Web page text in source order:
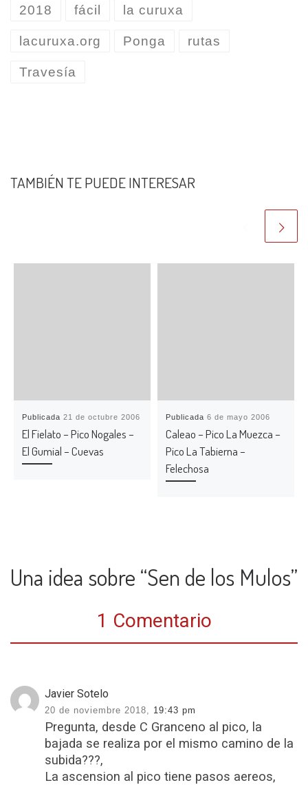
2018 fácil la curuxa
lacuruxa.org Ponga rutas
Travesía
TAMBIÉN TE PUEDE INTERESAR
Publicada21 de octubre 2006
El Fielato – Pico Nogales –
El Gumial – Cuevas
Publicada6 de mayo 2006
Caleao – Pico La Muezca –
Pico La Tabierna –
Felechosa
Una idea sobre “Sen de los Mulos”
1 Comentario
Javier Sotelo
20 de noviembre 2018, 19:43 pm
Pregunta, desde C Granceno al pico, la
bajada se realiza por el mismo camino de la
subida???,
La ascension al pico tiene pasos aereos,